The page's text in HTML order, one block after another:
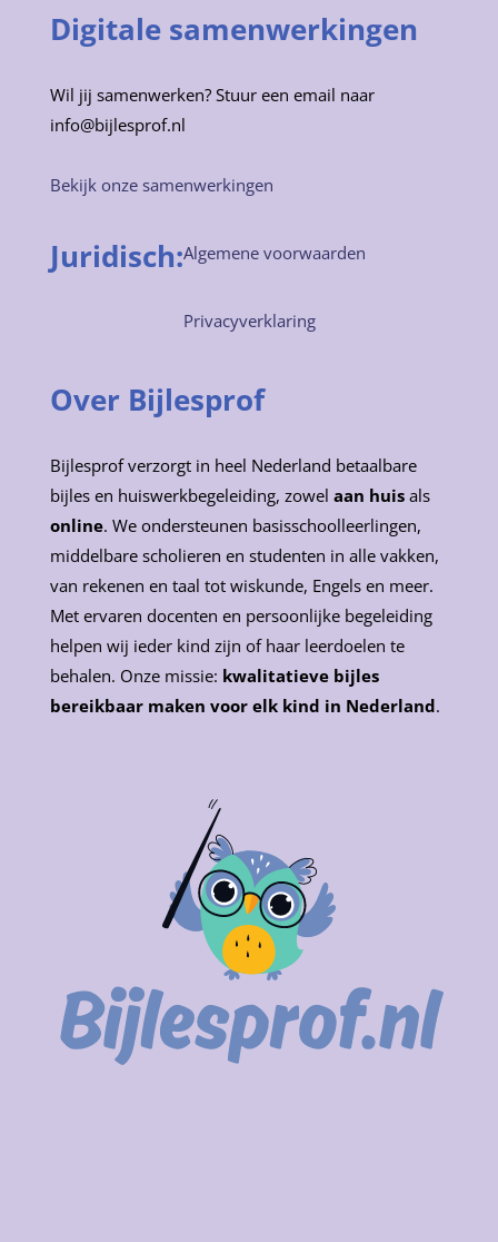
Digitale samenwerkingen
Wil jij samenwerken? Stuur een email naar
info@bijlesprof.nl
Bekijk onze samenwerkingen
Juridisch:Algemene voorwaarden
Privacyverklaring
Over Bijlesprof
Bijlesprof verzorgt in heel Nederland betaalbare
bijles en huiswerkbegeleiding, zowel aan huisals
online. We ondersteunen basisschoolleerlingen,
middelbare scholieren en studenten in alle vakken,
van rekenen en taal tot wiskunde, Engels en meer.
Met ervaren docenten en persoonlijke begeleiding
helpen wij ieder kind zijn of haar leerdoelen te
behalen. Onze missie: kwalitatieve bijles
bereikbaar maken voor elk kind in Nederland.